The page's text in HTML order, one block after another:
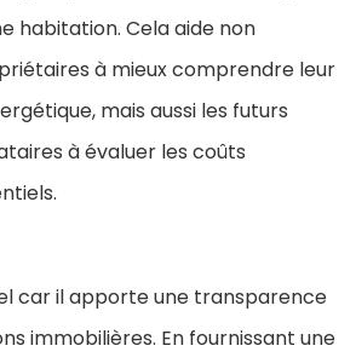
habitation. Cela aide non
à mieux comprendre leur
mais aussi les futurs
à évaluer les coûts
car il apporte une transparence
immobilières. En fournissant une